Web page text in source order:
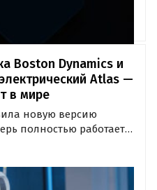
Boston Dynamics и
Atlas —
в мире
новую версию
полностью работает
робота.